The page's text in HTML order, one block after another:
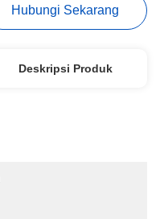
Hubungi Sekarang
Deskripsi Produk